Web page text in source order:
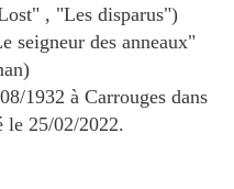
, "Les disparus")
seigneur des anneaux"
1932 à Carrouges dans
le 25/02/2022.